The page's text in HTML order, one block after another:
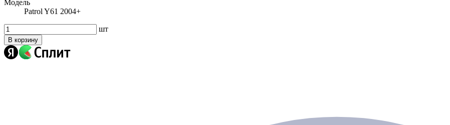
Модель
Patrol Y61 2004+
шт
В корзину